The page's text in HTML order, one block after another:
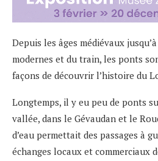
Depuis les âges médiévaux
modernes et du train, les ponts
façons de découvrir l’histoire du
Longtemps, il y eu peu de ponts
vallée, dans le Gévaudan et le
d’eau permettait des passages à
échanges locaux et commerciaux